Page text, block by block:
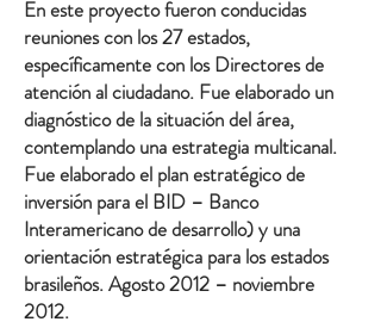
En este proyecto fueron conducidas
reuniones con los 27 estados,
específicamente con los Directores de
atención al ciudadano. Fue elaborado un
diagnóstico de la situación del área,
contemplando una estrategia multicanal.
Fue elaborado el plan estratégico de
inversión para el BID – Banco
Interamericano de desarrollo) y una
orientación estratégica para los estados
brasileños. Agosto 2012 – noviembre
2012.